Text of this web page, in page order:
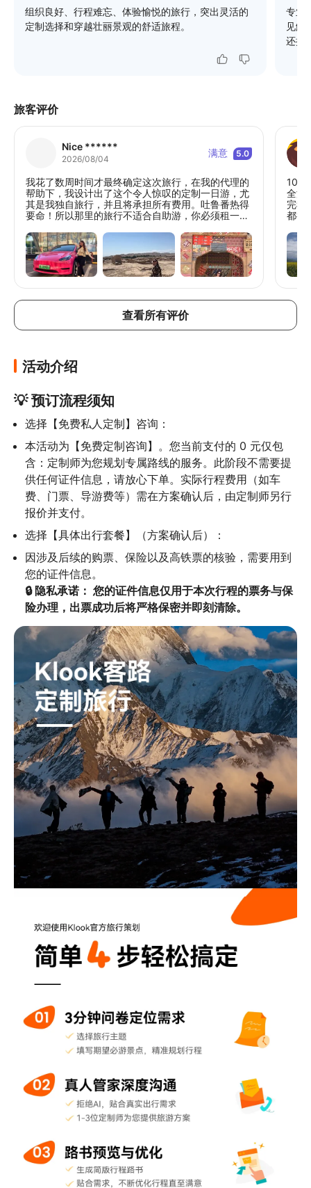
组织良好、行程难忘、体验愉悦的旅行，突出灵活的
定制选择和穿越壮丽景观的舒适旅程。
专业
见解
还提
旅客评价
Nice ******
2026/08/04 满意 5.0
我花了数周时间才最终确定这次旅行，在我的代理的
帮助下，我设计出了这个令人惊叹的定制一日游，尤
其是我独自旅行，并且将承担所有费用。吐鲁番热得
要命！所以那里的旅行不适合自助游，你必须租一辆
粉色特斯拉来接我，我太高兴了，因为那是我最喜欢
的颜色！司机只会说一点英语，所以我和他交流起来
并不困难。他也是我的导游，非常绅士和体贴。我在
库木塔格沙漠差点中暑，但在司机的帮助下，我活了
切都为我准备得很充分。我也感到很安全。Klook非
常可靠，中国的人们对我都很好。伙计们，快来新疆
10天
全没
完我
都很
理，
我们
什么
情况
查看所有评价
活动介绍
💡 预订流程须知
选择【免费私人定制】咨询：
本活动为【免费定制咨询】。您当前支付的 0 元仅包
含：定制师为您规划专属路线的服务。此阶段不需要提
供任何证件信息，请放心下单。实际行程费用（如车
费、门票、导游费等）需在方案确认后，由定制师另行
报价并支付。
选择【具体出行套餐】（方案确认后）：
因涉及后续的购票、保险以及高铁票的核验，需要用到
🔒 隐私承诺： 您的证件信息仅用于本次行程的票务与保
险办理，出票成功后将严格保密并即刻清除。